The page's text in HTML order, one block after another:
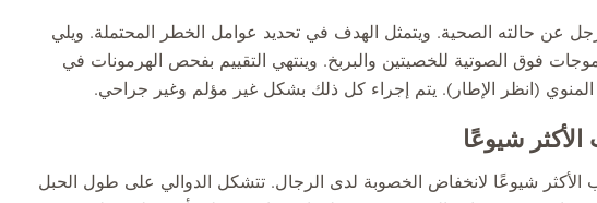
عن حالته الصحية. ويتمثل الهدف في تحديد عوامل الخطر المحتملة. ويلي
فوق الصوتية للخصيتين والبربخ. وينتهي التقييم بفحص الهرمونات في
المنوي (انظر الإطار). يتم إجراء كل ذلك بشكل غير مؤلم وغير جراحي.
شيوعًا
الأكثر شيوعًا لانخفاض الخصوبة لدى الرجال. تتشكل الدوالي على طول الحبل